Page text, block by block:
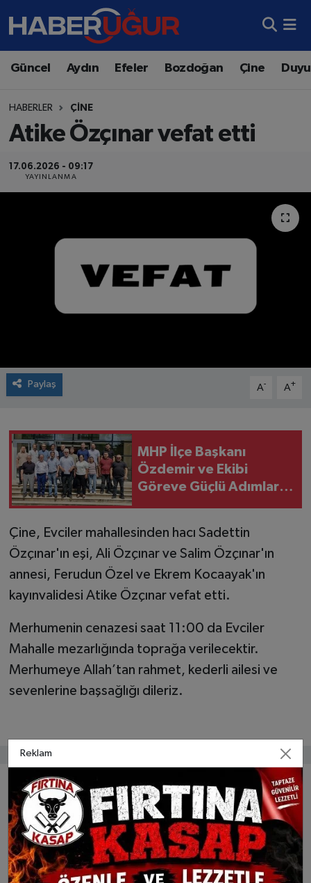
Güncel Aydın Efeler Bozdoğan Çine
HABERLER ÇINE
Atike Özçınar vefat etti
17.06.2026 - 09:17
YAYINLANMA
Paylaş A- A+
MHP İlçe Başkanı
Özdemir ve Ekibi
Göreve Güçlü Adımlarla
Çine, Evciler mahallesinden hacı Sadettin
Özçınar'ın eşi, Ali Özçınar ve Salim Özçınar'ın
annesi, Ferudun Özel ve Ekrem Kocaayak'ın
kayınvalidesi Atike Özçınar vefat etti.
Merhumenin cenazesi saat 11:00 da Evciler
Mahalle mezarlığında toprağa verilecektir.
Merhumeye Allah’tan rahmet, kederli ailesi ve
sevenlerine başsağlığı dileriz.
Bunlar da ilginizi çekebilir
Aydın Nöbetçi Eczaneler
Aydın Namaz Vakitleri
Süper Lig Puan Durumu ve Fikstür
Son Dakika Haberleri
Reklam